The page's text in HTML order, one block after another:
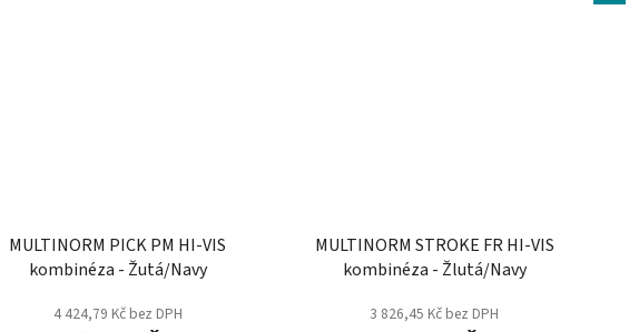
MULTINORM PICK PM HI-VIS
kombinéza - Žutá/Navy
4 424,79 Kč bez DPH
MULTINORM STROKE FR HI-VIS
kombinéza - Žlutá/Navy
3 826,45 Kč bez DPH